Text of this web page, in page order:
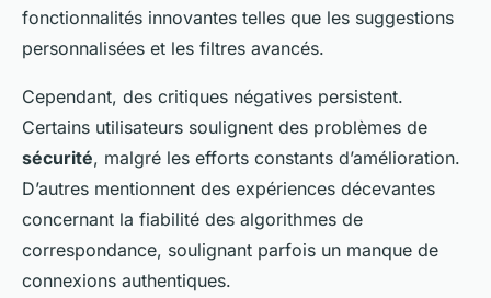
fonctionnalités innovantes telles que les suggestions
personnalisées et les filtres avancés.
Cependant, des critiques négatives persistent.
Certains utilisateurs soulignent des problèmes de
sécurité, malgré les efforts constants d’amélioration.
D’autres mentionnent des expériences décevantes
concernant la fiabilité des algorithmes de
correspondance, soulignant parfois un manque de
connexions authentiques.